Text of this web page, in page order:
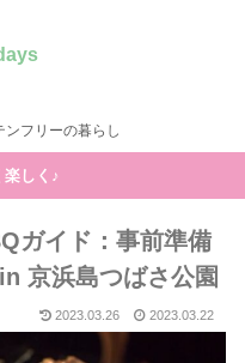
フリーの暮らし
しく♪
ガイド：事前準備
京浜島つばさ公園
2023.03.26 2023.03.22